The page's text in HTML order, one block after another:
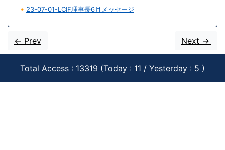
🔸 23-07-01-LCIF理事長6月メッセージ
<- Prev Next ->
Total Access : 13319 (Today : 11 / Yesterday : 5 )